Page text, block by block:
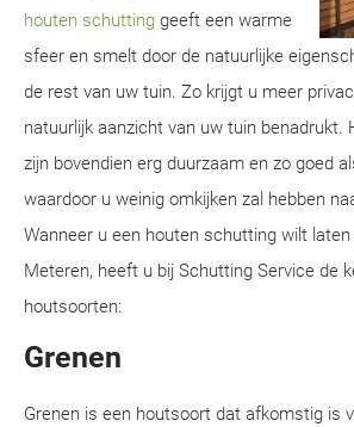
houten schutting geeft een warme
sfeer en smelt door de natuurlijke
de rest van uw tuin. Zo krijgt u meer
natuurlijk aanzicht van uw tuin benadrukt.
zijn bovendien erg duurzaam en zo goed
waardoor u weinig omkijken zal hebben
Wanneer u een houten schutting wilt
Meteren, heeft u bij Schutting Service de
houtsoorten:
Grenen
Grenen is een houtsoort dat afkomstig is